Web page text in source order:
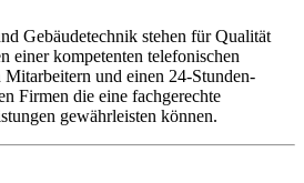
Gebäudetechnik stehen für Qualität
einer kompetenten telefonischen
und einen 24-Stunden-
Firmen die eine fachgerechte
gewährleisten können.